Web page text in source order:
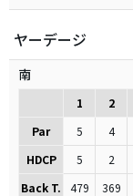
ヤーデージ
南
1 2
Par
5 4
HDCP
5 2
Back T.
479 369